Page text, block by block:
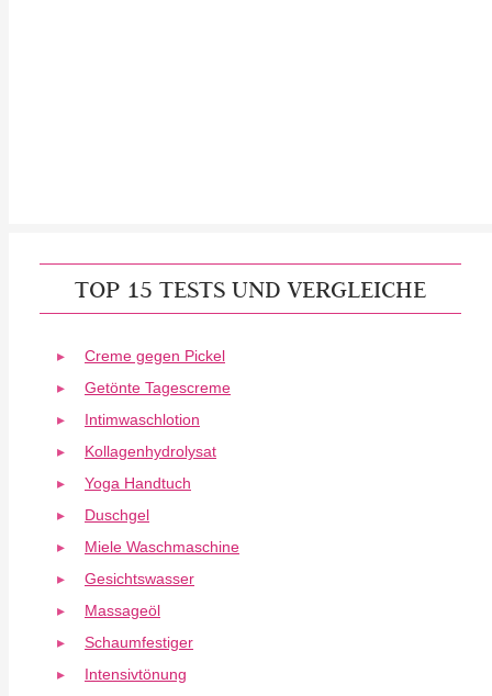
TOP 15 TESTS UND VERGLEICHE
Creme gegen Pickel
Getönte Tagescreme
Intimwaschlotion
Kollagenhydrolysat
Yoga Handtuch
Duschgel
Miele Waschmaschine
Gesichtswasser
Massageöl
Schaumfestiger
Intensivtönung